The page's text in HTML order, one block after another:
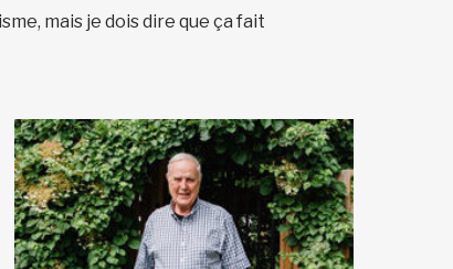
mais je dois dire que ça fait